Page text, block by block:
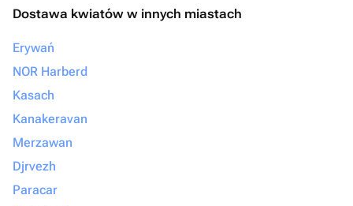
Dostawa kwiatów w innych miastach
Erywań
NOR Harberd
Kasach
Kanakeravan
Merzawan
Djrvezh
Paracar